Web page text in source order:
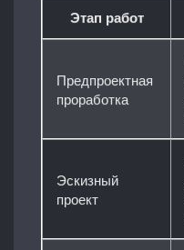
Этап работ
Предпроектная
проработка
Эскизный
проект